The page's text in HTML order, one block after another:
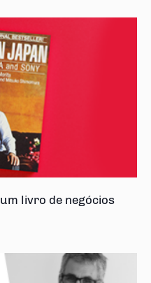
livro de negócios